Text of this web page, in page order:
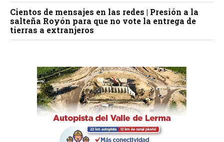
Cientos de mensajes en las redes | Presión a la
salteña Royón para que no vote la entrega de
tierras a extranjeros